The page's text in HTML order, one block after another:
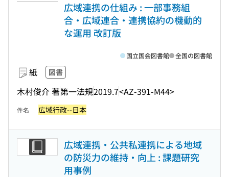
広域連携の仕組み : 一部事務組
合・広域連合・連携協約の機動的
な運用 改訂版
紙 図書
木村俊介 著第一法規2019.7<AZ-391-M44>
国立国会図書館 全国の図書館
件名 広域行政--日本
広域連携・公共私連携による地域
の防災力の維持・向上 : 課題研究
用事例